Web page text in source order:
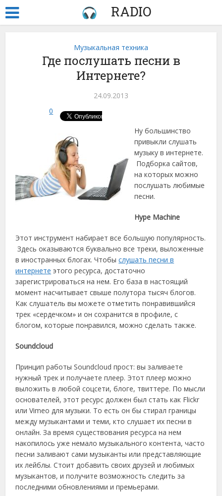
RADIO
Музыкальная техника
Где послушать песни в
Интернете?
24.09.2013
0
Ну большинство
привыкли слушать
музыку в интернете.
Подборка сайтов,
на которых можно
послушать любимые
песни.
Hype Machine
Этот инструмент набирает все большую популярность.
Здесь оказываются буквально все треки, выложенные
в иностранных блогах. Чтобыслушать песни в
интернете этого ресурса, достаточно
зарегистрироваться на нем. Его база в настоящий
момент насчитывает свыше полутора тысяч блогов.
Как слушатель вы можете отметить понравившийся
трек «сердечком» и он сохранится в профиле, с
блогом, которые понравился, можно сделать также.
Soundcloud
Принцип работы Soundcloud прост: вы заливаете
нужный трек и получаете плеер. Этот плеер можно
выложить в любой соцсети, блоге, твиттере. По мысли
основателей, этот ресурс должен был стать как Flickr
или Vimeo для музыки. То есть он бы стирал границы
между музыкантами и теми, кто слушает их песни в
онлайн. За время существования ресурса на нем
накопилось уже немало музыкального контента, часто
песни заливают сами музыканты или представляющие
их лейблы. Стоит добавить своих друзей и любимых
музыкантов, и получите возможность следить за
последними обновлениями и премьерами.